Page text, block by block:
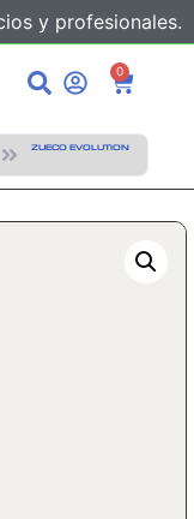
y profesionales.
0
ZUECO EVOLUTION